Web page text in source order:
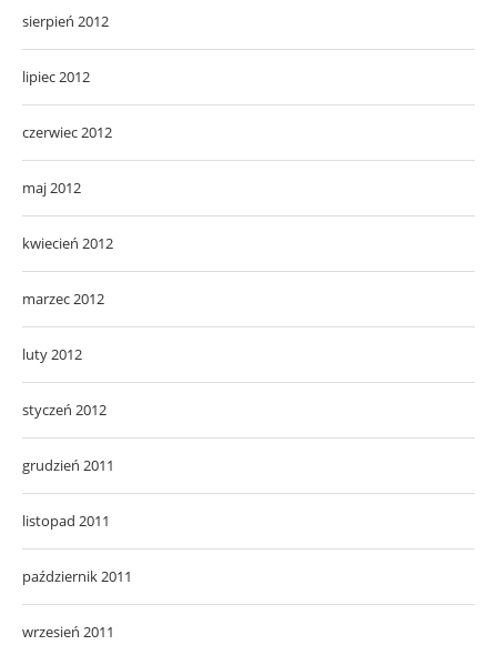
sierpień 2012
lipiec 2012
czerwiec 2012
maj 2012
kwiecień 2012
marzec 2012
luty 2012
styczeń 2012
grudzień 2011
listopad 2011
październik 2011
wrzesień 2011